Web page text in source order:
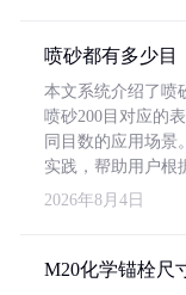
喷砂都有多少目
本文系统介绍了喷
喷砂200目对应的
同目数的应用场景
实践，帮助用户根
2026年8月4日
M20化学锚栓尺